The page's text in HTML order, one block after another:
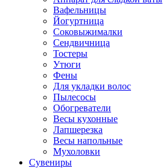
Вафельницы
Йогуртница
Соковыжималки
Сендвичница
Тостеры
Утюги
Фены
Для укладки волос
Пылесосы
Обогреватели
Весы кухонные
Лапшерезка
Весы напольные
Мухоловки
Сувениры